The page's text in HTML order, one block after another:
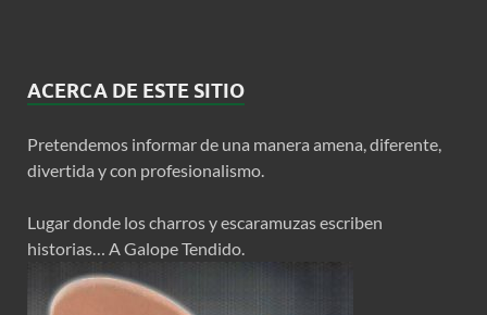
ACERCA DE ESTE SITIO
Pretendemos informar de una manera amena, diferente,
divertida y con profesionalismo.
Lugar donde los charros y escaramuzas escriben
historias… A Galope Tendido.